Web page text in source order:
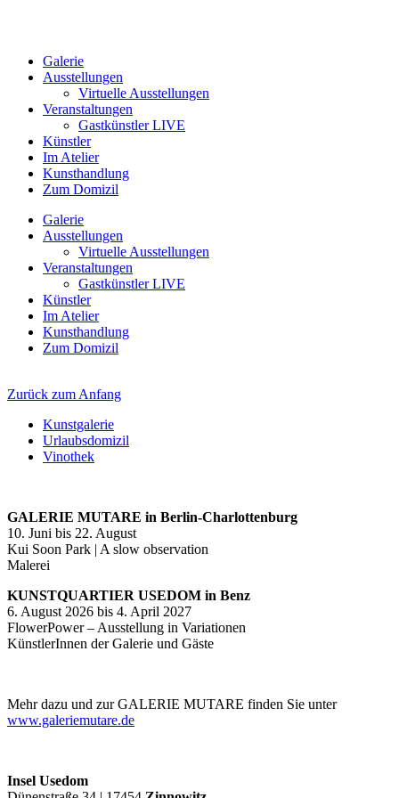
Galerie
Ausstellungen
Virtuelle Ausstellungen
Veranstaltungen
Gastkünstler LIVE
Künstler
Im Atelier
Kunsthandlung
Zum Domizil
Galerie
Ausstellungen
Virtuelle Ausstellungen
Veranstaltungen
Gastkünstler LIVE
Künstler
Im Atelier
Kunsthandlung
Zum Domizil
Zurück zum Anfang
Kunstgalerie
Urlaubsdomizil
Vinothek
GALERIE MUTARE in Berlin-Charlottenburg
10. Juni bis 22. August
Kui Soon Park | A slow observation
Malerei
KUNSTQUARTIER USEDOM in Benz
6. August 2026 bis 4. April 2027
FlowerPower – Ausstellung in Variationen
KünstlerInnen der Galerie und Gäste
Mehr dazu und zur GALERIE MUTARE finden Sie unter
www.galeriemutare.de
Insel Usedom